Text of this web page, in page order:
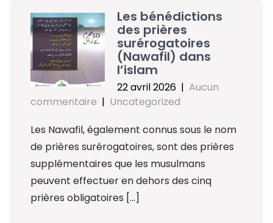
Les bénédictions
des prières
surérogatoires
(Nawafil) dans
l’islam
22 avril 2026 | Aucun
commentaire | Uncategorized
Les Nawafil, également connus sous le nom
de prières surérogatoires, sont des prières
supplémentaires que les musulmans
peuvent effectuer en dehors des cinq
prières obligatoires […]